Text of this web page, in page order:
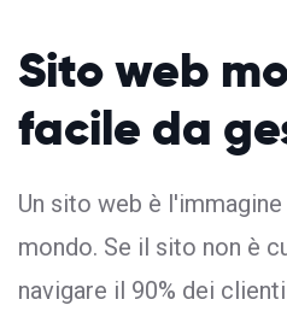
Sito web
facile da
Un sito web è
mondo. Se il sito non è
navigare il 90% dei